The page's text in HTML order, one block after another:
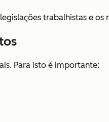
trabalhistas e os
Para isto é importante: